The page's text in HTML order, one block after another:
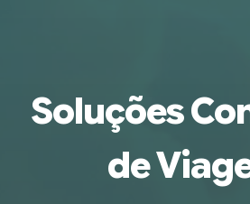
Soluções
de